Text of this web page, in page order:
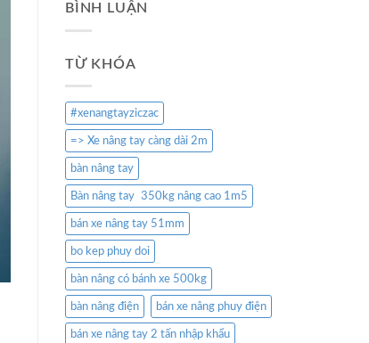
BÌNH LUẬN
TỪ KHÓA
#xenangtayziczac
=> Xe nâng tay càng dài 2m
bàn nâng tay
Bàn nâng tay 350kg nâng cao 1m5
bán xe nâng tay 51mm
bo kep phuy doi
bàn nâng có bánh xe 500kg
bàn nâng điện bán xe nâng phuy điện
bán xe nâng tay 2 tấn nhập khẩu